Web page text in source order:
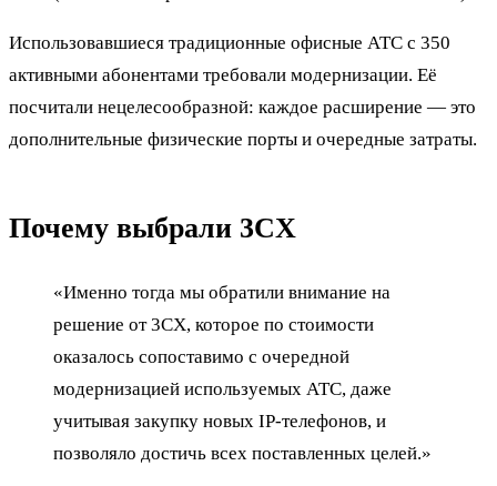
Использовавшиеся традиционные офисные АТС с 350
активными абонентами требовали модернизации. Её
посчитали нецелесообразной: каждое расширение — это
дополнительные физические порты и очередные затраты.
Почему выбрали 3CX
«Именно тогда мы обратили внимание на
решение от 3CX, которое по стоимости
оказалось сопоставимо с очередной
модернизацией используемых АТС, даже
учитывая закупку новых IP-телефонов, и
позволяло достичь всех поставленных целей.»